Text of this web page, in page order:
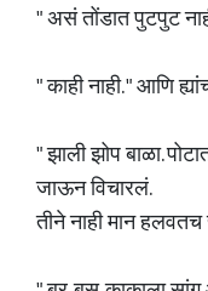
" असं तोंडात पुटपुट
" काही नाही. " आणि
" झाली झोप बाळा.
जाऊन विचारलं.
तीने नाही मान